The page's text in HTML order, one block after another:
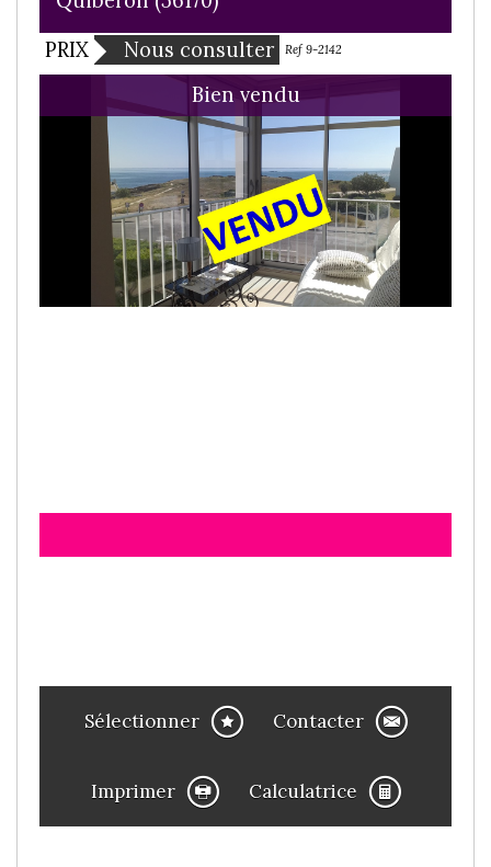
PRIX
Nous consulter Ref 9-2142
Bien vendu
Sélectionner Contacter
Imprimer Calculatrice